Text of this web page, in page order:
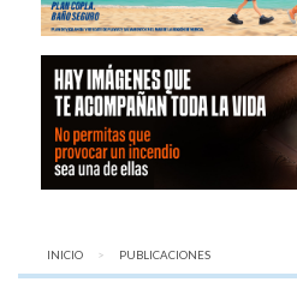
INICIO AQUÍ:
PUBLICACIONES